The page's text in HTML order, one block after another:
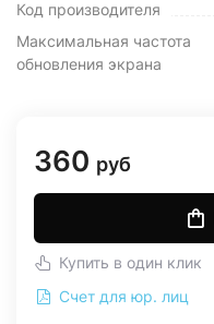
Код производителя
Максимальная частота
обновления экрана
360 руб
Купить в один клик
Счет для юр. лиц